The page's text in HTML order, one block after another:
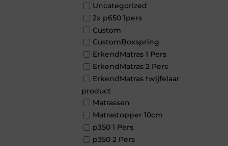
Uncategorized
2x p650 1pers
Custom
CustomBoxspring
ErkendMatras 1 Pers
ErkendMatras 2 Pers
ErkendMatras twijfelaar
product
Matrassen
Matrastopper 10cm
p350 1 Pers
p350 2 Pers